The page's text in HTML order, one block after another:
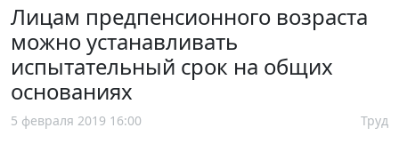
Лицам предпенсионного возраста
можно устанавливать
испытательный срок на общих
основаниях
5 февраля 2019 16:00 Труд